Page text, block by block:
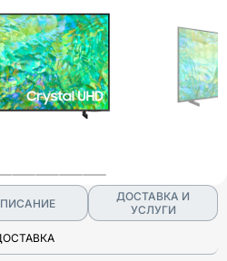
ДОСТАВКА И
УСЛУГИ